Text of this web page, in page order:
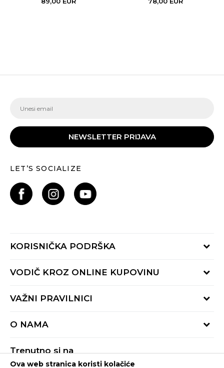
NEWSLETTER PRIJAVA
LET’S SOCIALIZE
KORISNIČKA PODRŠKA
Provjeri status porudžbine
Radno vrijeme 9-16h
VODIČ KROZ ONLINE KUPOVINU
Načini isporuke
Reklamacije
VAŽNI PRAVILNICI
Pravila Sport&Bonus programa
O NAMA
Trenutno si na
Ova web stranica koristi kolačiće